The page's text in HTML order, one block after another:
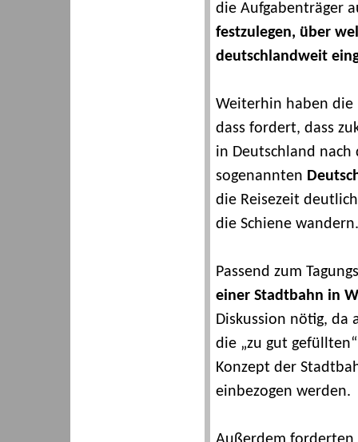
die Aufgabenträger
festzulegen, über
deutschlandweit
Weiterhin haben die
dass fordert, dass
in Deutschland nach
sogenannten
die Reisezeit
die Schiene wandern.
Passend zum
einer Stadtbahn in
Diskussion nötig, da
die „zu gut
Konzept der
einbezogen werden.